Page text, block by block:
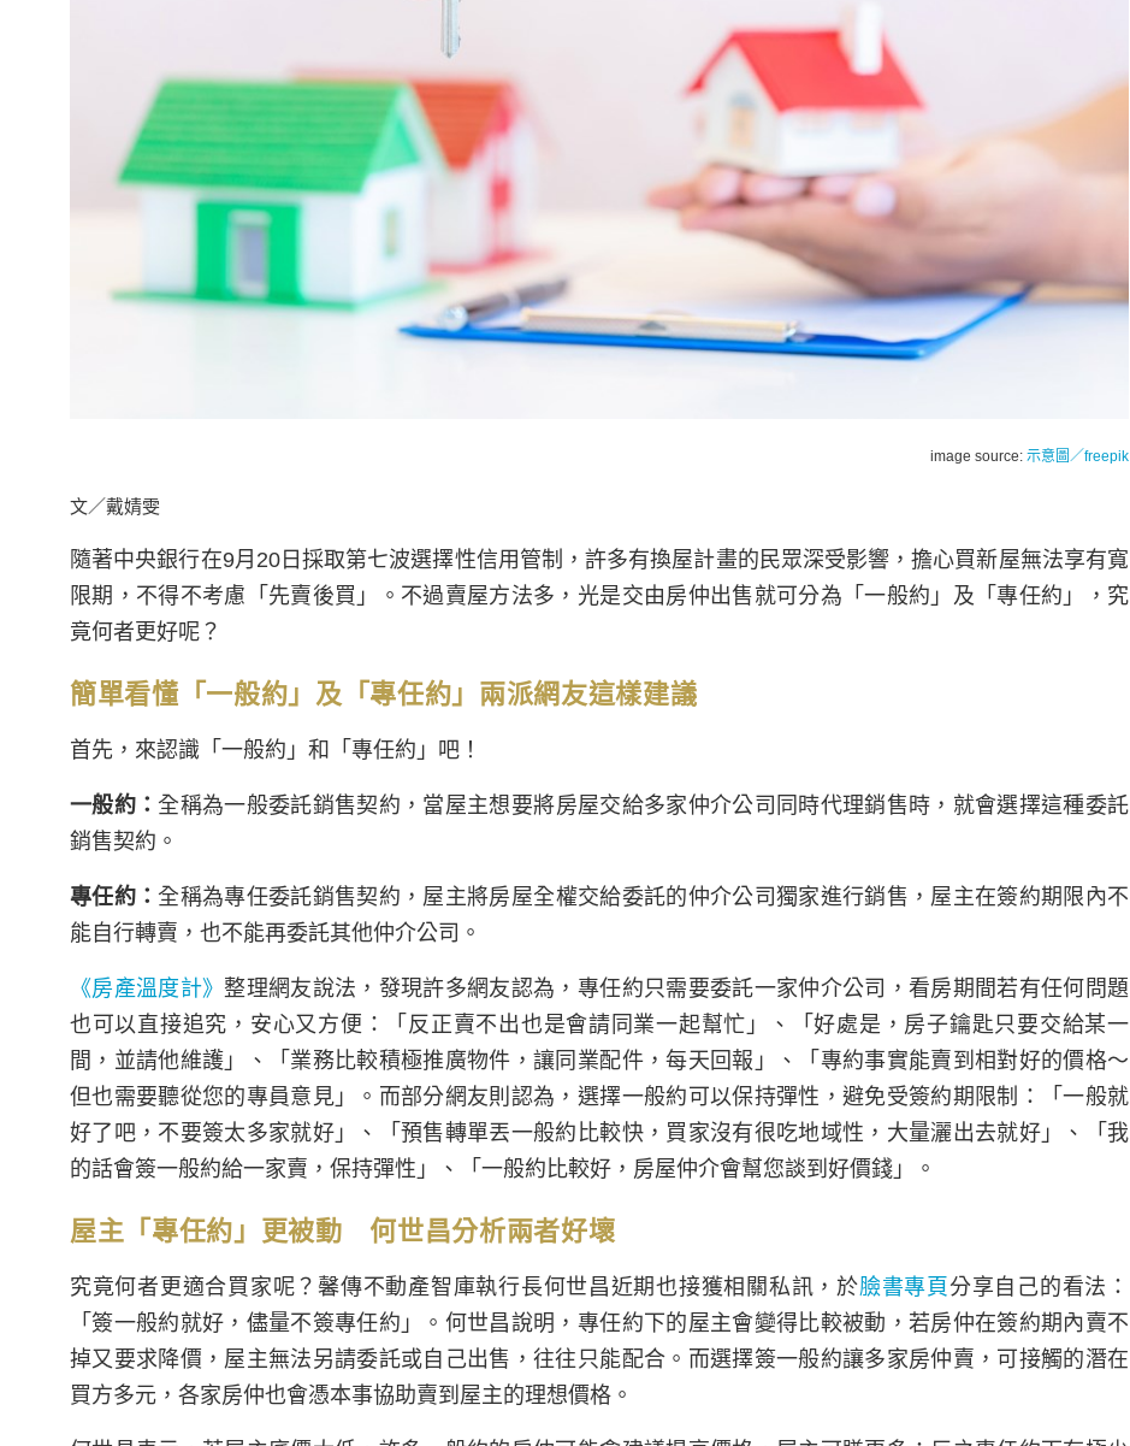
image source: 示意圖／freepik
文／戴婧雯
隨著中央銀行在9月20日採取第七波選擇性信用管制，許多有換屋計畫的民眾深受影響，擔心買新屋無法享有寬
限期，不得不考慮「先賣後買」。不過賣屋方法多，光是交由房仲出售就可分為「一般約」及「專任約」，究
竟何者更好呢？
簡單看懂「一般約」及「專任約」兩派網友這樣建議
首先，來認識「一般約」和「專任約」吧！
一般約： 全稱為一般委託銷售契約，當屋主想要將房屋交給多家仲介公司同時代理銷售時，就會選擇這種委託
銷售契約。
專任約： 全稱為專任委託銷售契約，屋主將房屋全權交給委託的仲介公司獨家進行銷售，屋主在簽約期限內不
能自行轉賣，也不能再委託其他仲介公司。
《房產溫度計》 整理網友說法，發現許多網友認為，專任約只需要委託一家仲介公司，看房期間若有任何問題
也可以直接追究，安心又方便：「反正賣不出也是會請同業一起幫忙」、「好處是，房子鑰匙只要交給某一
間，並請他維護」、「業務比較積極推廣物件，讓同業配件，每天回報」、「專約事實能賣到相對好的價格～
但也需要聽從您的專員意見」。而部分網友則認為，選擇一般約可以保持彈性，避免受簽約期限制：「一般就
好了吧，不要簽太多家就好」、「預售轉單丟一般約比較快，買家沒有很吃地域性，大量灑出去就好」、「我
的話會簽一般約給一家賣，保持彈性」、「一般約比較好，房屋仲介會幫您談到好價錢」。
屋主「專任約」更被動 何世昌分析兩者好壞
究竟何者更適合買家呢？馨傳不動產智庫執行長何世昌近期也接獲相關私訊，於臉書專頁分享自己的看法：
「簽一般約就好，儘量不簽專任約」。何世昌說明，專任約下的屋主會變得比較被動，若房仲在簽約期內賣不
掉又要求降價，屋主無法另請委託或自己出售，往往只能配合。而選擇簽一般約讓多家房仲賣，可接觸的潛在
買方多元，各家房仲也會憑本事協助賣到屋主的理想價格。